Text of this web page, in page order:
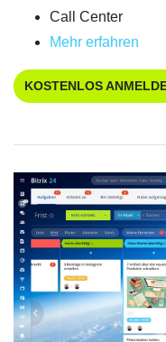
Call Center
Mehr erfahren
KOSTENLOS